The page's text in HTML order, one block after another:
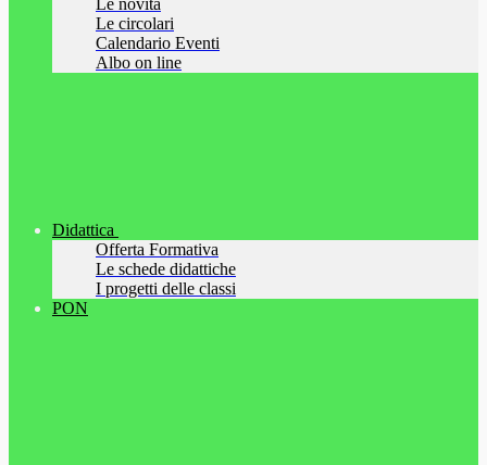
Le novità
Le circolari
Calendario Eventi
Albo on line
Didattica
Offerta Formativa
Le schede didattiche
I progetti delle classi
PON